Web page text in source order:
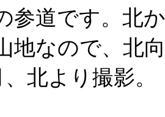
参道です。北
地なので、北
北より撮影。